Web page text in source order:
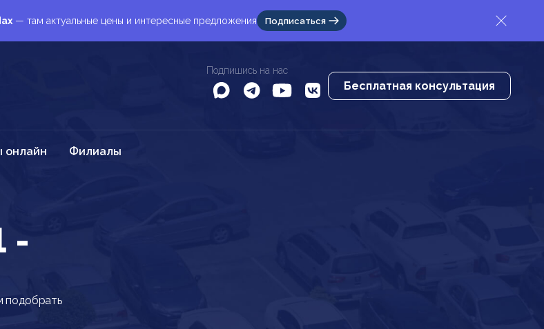
— там актуальные цены и интересные предложения Подписаться
Подпишись на нас
Бесплатная консультация
онлайн Филиалы
-
подобрать